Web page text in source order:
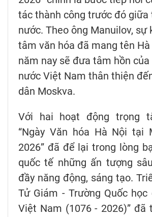
tác thành công trước đó giữa
nước. Theo ông Manuilov, sự
tâm văn hóa đã mang tên
năm nay sẽ đưa tâm hồn
nước Việt Nam thân thiện
dân Moskva.
Với hai hoạt động trọng
“Ngày Văn hóa Hà Nội tại
2026” đã để lại trong lòng
quốc tế những ấn tượng
đầy năng động, sáng tạo.
Tử Giám - Trường Quốc
Việt Nam (1076 - 2026)” đã